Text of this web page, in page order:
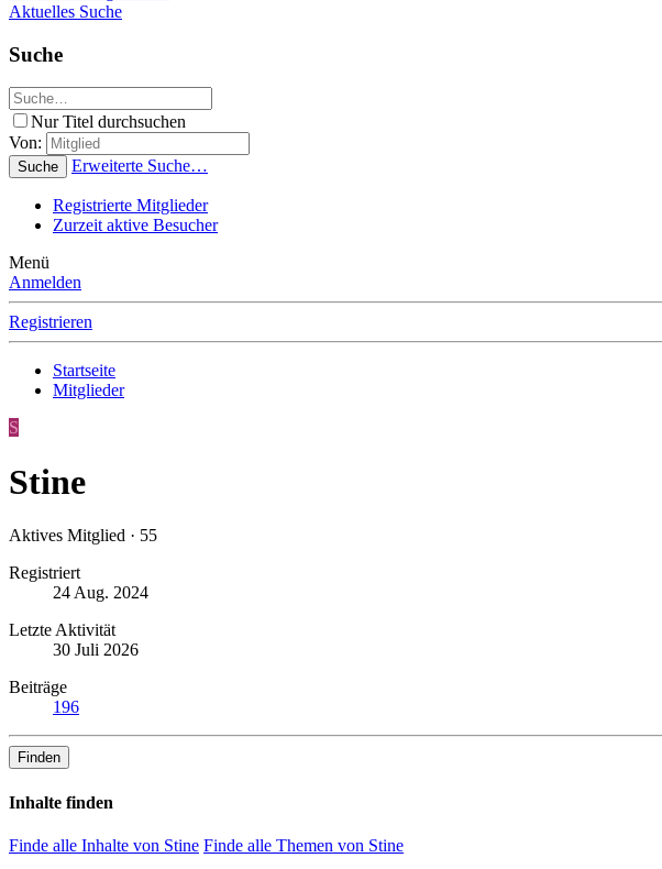
Aktuelles Suche
Suche
Nur Titel durchsuchen
Von:
Suche Erweiterte Suche…
Registrierte Mitglieder
Zurzeit aktive Besucher
Menü
Anmelden
Registrieren
Startseite
Mitglieder
S
Stine
Aktives Mitglied · 55
Registriert
24 Aug. 2024
Letzte Aktivität
30 Juli 2026
Beiträge
196
Finden
Inhalte finden
Finde alle Inhalte von Stine Finde alle Themen von Stine